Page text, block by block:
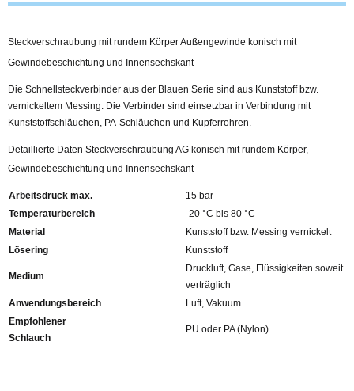
Steckverschraubung mit rundem Körper Außengewinde konisch mit
Gewindebeschichtung und Innensechskant
Die Schnellsteckverbinder aus der Blauen Serie sind aus Kunststoff bzw.
vernickeltem Messing. Die Verbinder sind einsetzbar in Verbindung mit
Kunststoffschläuchen, PA-Schläuchen und Kupferrohren.
Detaillierte Daten Steckverschraubung AG konisch mit rundem Körper,
Gewindebeschichtung und Innensechskant
Arbeitsdruck max.
15 bar
Temperaturbereich
-20 °C bis 80 °C
Material
Kunststoff bzw. Messing vernickelt
Lösering
Kunststoff
Medium
Druckluft, Gase, Flüssigkeiten soweit
verträglich
Anwendungsbereich
Luft, Vakuum
Empfohlener
Schlauch
PU oder PA (Nylon)